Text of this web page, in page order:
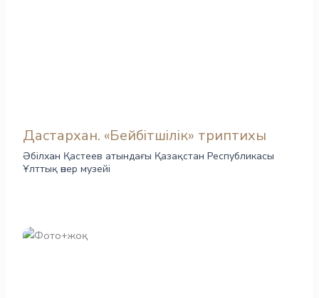
Дастархан. «Бейбітшілік» триптихы
Әбілхан Қастеев атындағы Қазақстан Республикасы
Ұлттық өнер музейі